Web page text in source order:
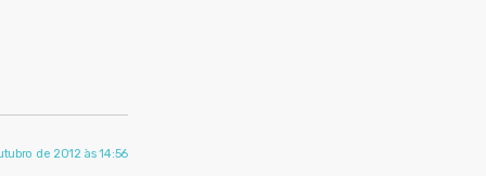
de 2012 às 14:56